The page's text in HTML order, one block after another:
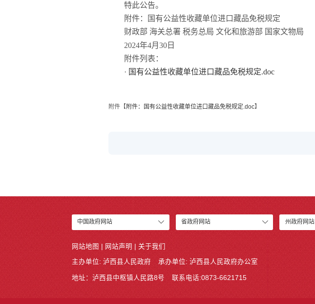
特此公告。
附件：国有公益性收藏单位进口藏品免税规定
财政部 海关总署 税务总局 文化和旅游部 国家文物局
2024年4月30日
附件列表：
· 国有公益性收藏单位进口藏品免税规定.doc
附件【 附件：国有公益性收藏单位进口藏品免税规定.doc】
中国政府网站 省政府网站 州政府网站
网站地图 网站声明 关于我们
主办单位: 泸西县人民政府 承办单位: 泸西县人民政府办公室
地址：泸西县中枢镇人民路8号 联系电话:0873-6621715